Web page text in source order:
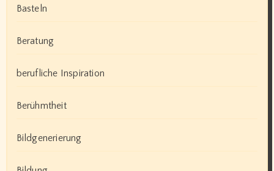
Basteln
Beratung
berufliche Inspiration
Berühmtheit
Bildgenerierung